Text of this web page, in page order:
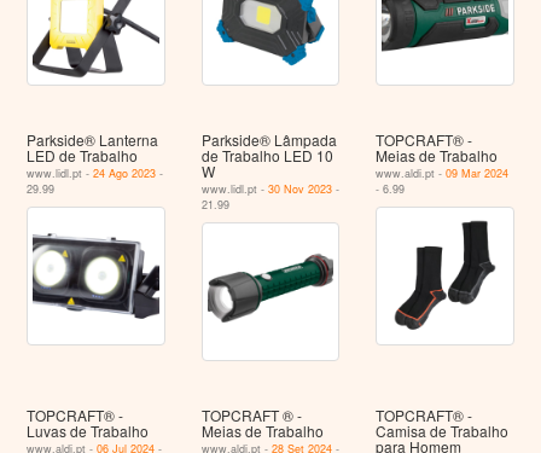
Parkside® Lanterna
LED de Trabalho
www.lidl.pt -24 Ago 2023 -
29.99
Parkside® Lâmpada
de Trabalho LED 10
W
www.lidl.pt - 30 Nov 2023-
21.99
TOPCRAFT® -
Meias de Trabalho
www.aldi.pt -09 Mar 2024
- 6.99
TOPCRAFT® -
Luvas de Trabalho
www.aldi.pt -06 Jul 2024 -
TOPCRAFT ® -
Meias de Trabalho
www.aldi.pt - 28 Set 2024-
TOPCRAFT® -
Camisa de Trabalho
para Homem